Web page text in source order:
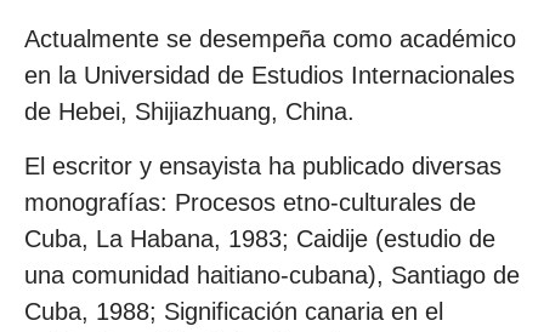
Actualmente se desempeña como académico
en la Universidad de Estudios Internacionales
de Hebei, Shijiazhuang, China.
El escritor y ensayista ha publicado diversas
monografías: Procesos etno-culturales de
Cuba, La Habana, 1983; Caidije (estudio de
una comunidad haitiano-cubana), Santiago de
Cuba, 1988; Significación canaria en el